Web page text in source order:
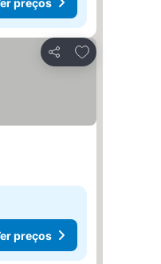
Partilhar
Adicionar aos
preços